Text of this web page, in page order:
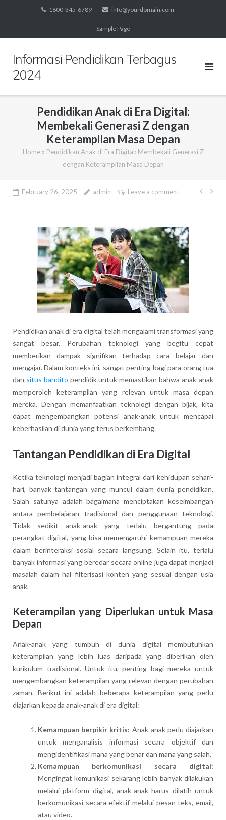
1800-345-6789 info@yourdomain.com
Sample Page
Informasi Pendidikan Terbagus
2024
Pendidikan Anak di Era Digital:
Membekali Generasi Z dengan
Keterampilan Masa Depan
Home» Pendidikan Anak di Era Digital: Membekali Generasi Z
dengan Keterampilan Masa Depan
February 26, 2025 admin Leave a comment
Post
Pendidikan anak di era digital telah mengalami transformasi yang
sangat besar. Perubahan teknologi yang begitu cepat
memberikan dampak signifikan terhadap cara belajar dan
mengajar. Dalam konteks ini, sangat penting bagi para orang tua
dan situs bandito pendidik untuk memastikan bahwa anak-anak
memperoleh keterampilan yang relevan untuk masa depan
mereka. Dengan memanfaatkan teknologi dengan bijak, kita
dapat mengembangkan potensi anak-anak untuk mencapai
keberhasilan di dunia yang terus berkembang.
Tantangan Pendidikan di Era Digital
Ketika teknologi menjadi bagian integral dari kehidupan sehari-
hari, banyak tantangan yang muncul dalam dunia pendidikan.
Salah satunya adalah bagaimana menciptakan keseimbangan
antara pembelajaran tradisional dan penggunaan teknologi.
Tidak sedikit anak-anak yang terlalu bergantung pada
perangkat digital, yang bisa memengaruhi kemampuan mereka
dalam berinteraksi sosial secara langsung. Selain itu, terlalu
banyak informasi yang beredar secara online juga dapat menjadi
masalah dalam hal filterisasi konten yang sesuai dengan usia
anak.
Keterampilan yang Diperlukan untuk Masa
Depan
Anak-anak yang tumbuh di dunia digital membutuhkan
keterampilan yang lebih luas daripada yang diberikan oleh
kurikulum tradisional. Untuk itu, penting bagi mereka untuk
mengembangkan keterampilan yang relevan dengan perubahan
zaman. Berikut ini adalah beberapa keterampilan yang perlu
diajarkan kepada anak-anak di era digital:
Kemampuan berpikir kritis: Anak-anak perlu diajarkan
untuk menganalisis informasi secara objektif dan
mengidentifikasi mana yang benar dan mana yang salah.
Kemampuan berkomunikasi secara digital:
Mengingat komunikasi sekarang lebih banyak dilakukan
melalui platform digital, anak-anak harus dilatih untuk
berkomunikasi secara efektif melalui pesan teks, email,
atau video.